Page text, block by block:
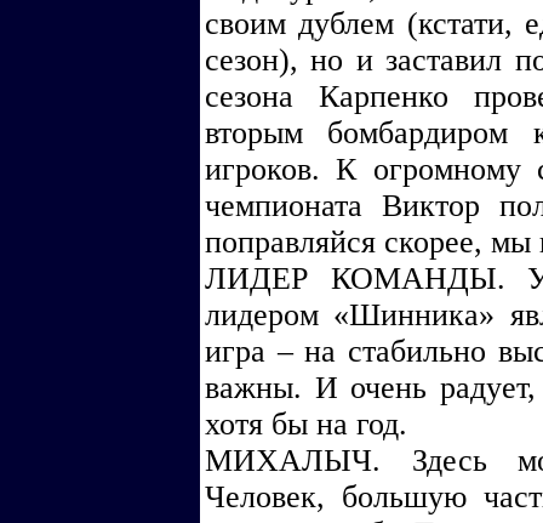
своим дублем (кстати,
сезон), но и заставил
сезона Карпенко
вторым
игроков. К огромному
чемпионата Виктор
поправляйся скорее,
ЛИДЕР КОМАНДЫ.
лидером «Шинника»
игра – на стабильно
важны. И очень
хотя бы на год.
МИХАЛЫЧ. Здесь
Человек, большую